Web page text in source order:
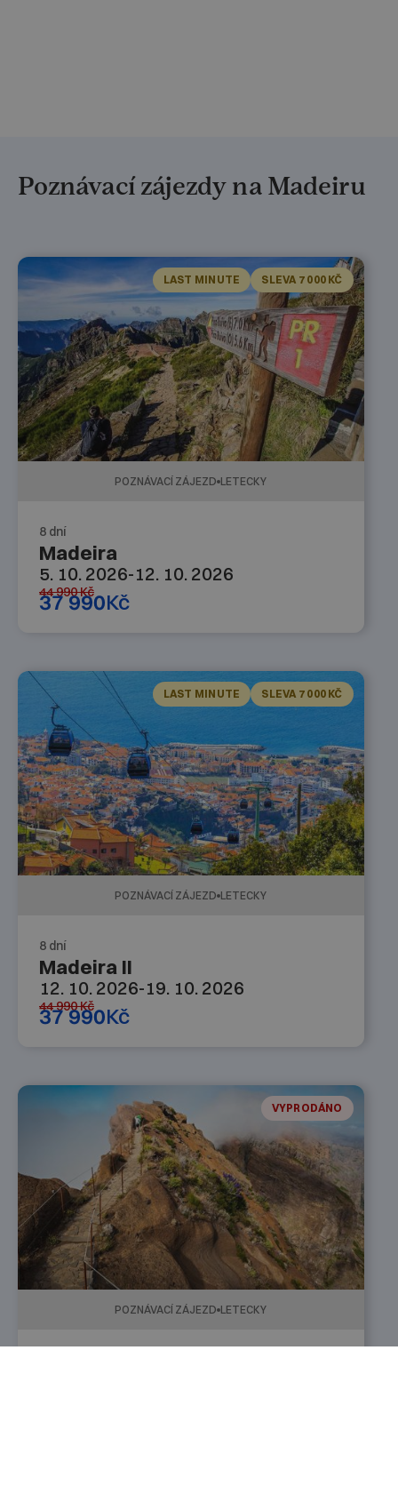
Poznávací zájezdy na Madeiru
LAST MINUTE SLEVA 7 000 KČ
POZNÁVACÍ ZÁJEZD LETECKY
8 dní
Madeira
5. 10. 2026-12. 10. 2026
44 990Kč
37 990Kč
LAST MINUTE SLEVA 7 000 KČ
POZNÁVACÍ ZÁJEZD LETECKY
8 dní
Madeira II
12. 10. 2026-19. 10. 2026
44 990Kč
37 990Kč
VYPRODÁNO
POZNÁVACÍ ZÁJEZD LETECKY